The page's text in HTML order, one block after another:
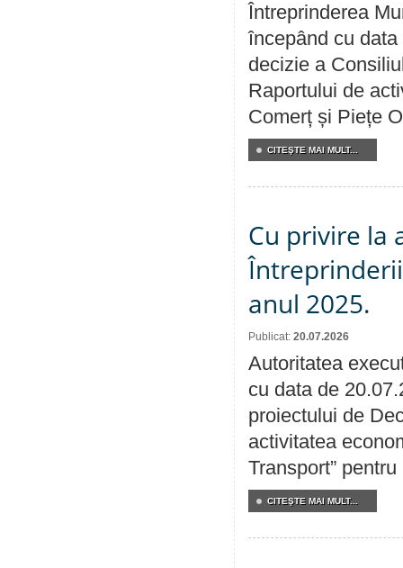
Întreprinderea
începând cu
decizie a
Raportului de
Comerț și Piețe
CITEŞTE MAI MULT...
Cu privire la
anul 2025.
Publicat: 20.07.2026
Autoritatea
cu data de
proiectului de
activitatea
Transport” pentru
CITEŞTE MAI MULT...